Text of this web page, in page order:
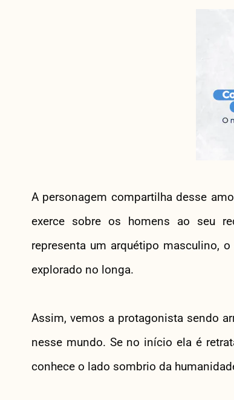
A personagem compartilha desse
exerce sobre os homens ao seu
representa um arquétipo masculino,
explorado no longa.
Assim, vemos a protagonista sendo
nesse mundo. Se no início ela é
conhece o lado sombrio da